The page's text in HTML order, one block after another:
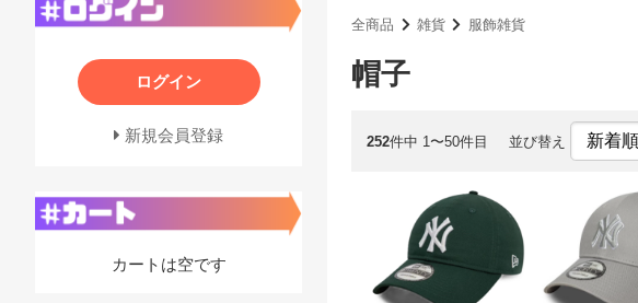
全商品 雑貨 服飾雑貨
帽子
252件中 1〜50件目 並び替え
ログイン
新規会員登録
カートは空です